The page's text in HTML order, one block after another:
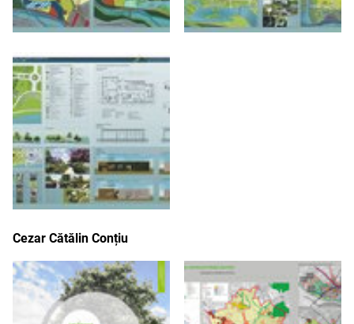
Cezar Cătălin Conțiu